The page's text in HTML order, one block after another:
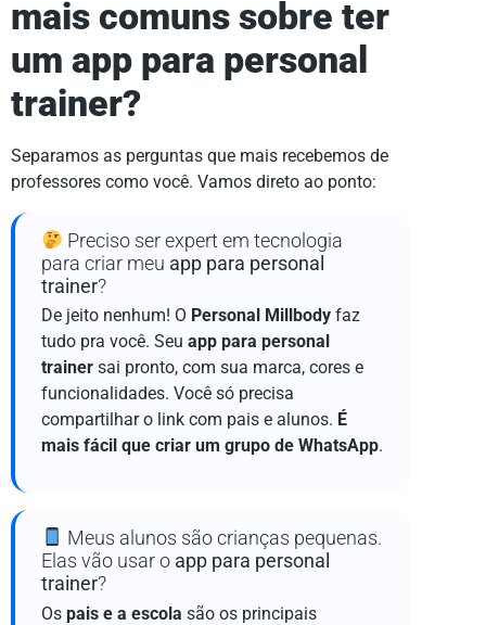
mais comuns sobre ter
um app para personal
trainer?
Separamos as perguntas que mais recebemos de
professores como você. Vamos direto ao ponto:
Preciso ser expert em tecnologia
para criar meu app para personal
trainer?
De jeito nenhum! O Personal Millbody faz
tudo pra você. Seu app para personal
trainer sai pronto, com sua marca, cores e
funcionalidades. Você só precisa
compartilhar o link com pais e alunos. É
mais fácil que criar um grupo de WhatsApp.
Meus alunos são crianças pequenas.
Elas vão usar o app para personal
trainer?
Os pais e a escola são os principais